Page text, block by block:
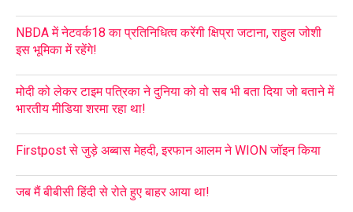
NBDA में नेटवर्क18 का प्रतिनिधित्व करेंगी क्षिप्रा जटाना, राहुल जोशी
इस भूमिका में रहेंगे!
मोदी को लेकर टाइम पत्रिका ने दुनिया को वो सब भी बता दिया जो बताने में
भारतीय मीडिया शरमा रहा था!
Firstpost से जुड़े अब्बास मेहदी, इरफान आलम ने WION जॉइन किया
जब मैं बीबीसी हिंदी से रोते हुए बाहर आया था!